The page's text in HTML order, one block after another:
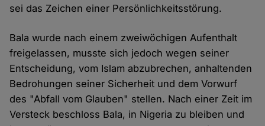
sei das Zeichen einer Persönlichkeitsstörung.
Bala wurde nach einem zweiwöchigen Aufenthalt
freigelassen, musste sich jedoch wegen seiner
Entscheidung, vom Islam abzubrechen, anhaltenden
Bedrohungen seiner Sicherheit und dem Vorwurf
des "Abfall vom Glauben" stellen. Nach einer Zeit im
Versteck beschloss Bala, in Nigeria zu bleiben und